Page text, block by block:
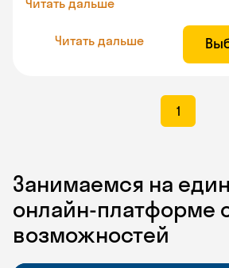
Читать дальше
Читать дальше
1
Занимаемся на
онлайн-платформе
возможностей